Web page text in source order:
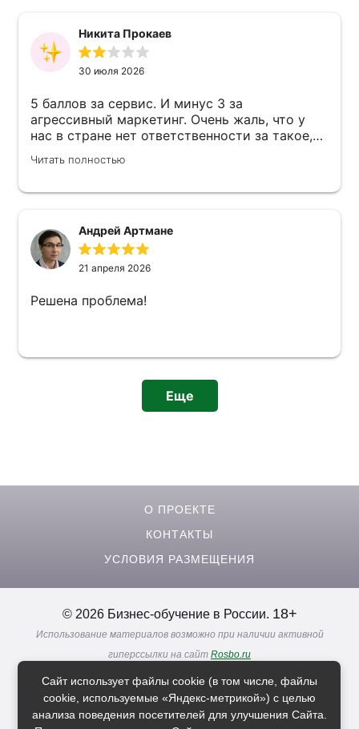
Никита Прокаев
30 июля 2026
5 баллов за сервис. И минус 3 за
агрессивный маркетинг. Очень жаль, что у
нас в стране нет ответственности за такое,
свинство - пытаться продать сервис
своих клиентов, которые тебе уже заплатили.
плюнул им в лицо за такое, я сам маркетолог
и поверьте - есть гораздо лучшие способы
продать свой сервис, сделать допродажи и
удержать клиента, чем вот это. Просто
кошмар...
Читать полностью
Андрей Артмане
21 апреля 2026
Решена проблема!
Еще
О ПРОЕКТЕ
КОНТАКТЫ
УСЛОВИЯ РАЗМЕЩЕНИЯ
© 2026 Бизнес-обучение в России. 18+
Использование материалов возможно при наличии активной
гиперссылки на сайт Rosbo.ru
Политика в отношении
обработки персональных данных
Сайт использует файлы cookie (в том числе, файлы
cookie, используемые «Яндекс-метрикой») с целью
анализа поведения посетителей для улучшения Сайта.